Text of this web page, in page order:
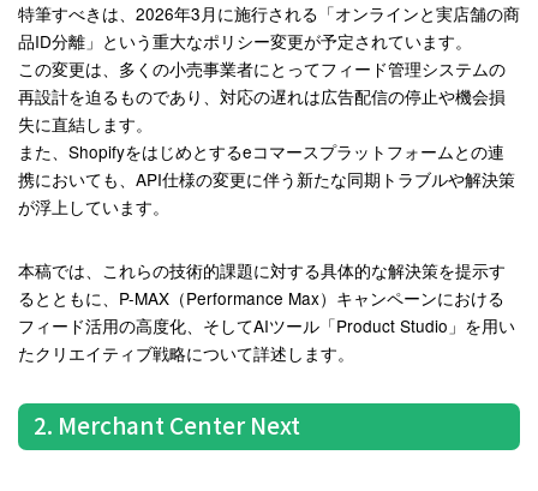
特筆すべきは、2026年3月に施行される「オンラインと実店舗の商
品ID分離」という重大なポリシー変更が予定されています。
この変更は、多くの小売事業者にとってフィード管理システムの
再設計を迫るものであり、対応の遅れは広告配信の停止や機会損
失に直結します。
また、Shopifyをはじめとするeコマースプラットフォームとの連
携においても、API仕様の変更に伴う新たな同期トラブルや解決策
が浮上しています。
本稿では、これらの技術的課題に対する具体的な解決策を提示す
るとともに、P-MAX（Performance Max）キャンペーンにおける
フィード活用の高度化、そしてAIツール「Product Studio」を用い
たクリエイティブ戦略について詳述します。
2. Merchant Center Next